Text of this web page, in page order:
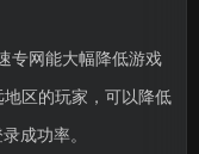
专网能大幅降低游戏
区的玩家，可以降低
成功率。